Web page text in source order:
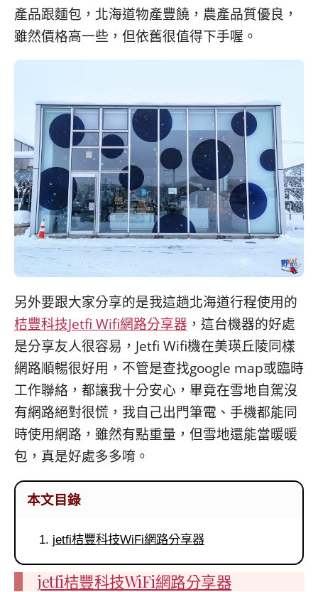
產品跟麵包，北海道物產豐饒，農產品質優良，
雖然價格高一些，但依舊很值得下手喔。
另外要跟大家分享的是我這趟北海道行程使用的
桔豐科技Jetfi Wifi網路分享器 ，這台機器的好處
是分享友人很容易，Jetfi Wifi機在美瑛丘陵同樣
網路順暢很好用，不管是查找google map或臨時
工作聯絡，都讓我十分安心，畢竟在雪地自駕沒
有網路絕對很慌，我自己出門筆電、手機都能同
時使用網路，雖然有點重量，但雪地還能當暖暖
包，真是好處多多唷。
本文目錄
jetfi桔豐科技WiFi網路分享器
jetfi桔豐科技WiFi網路分享器